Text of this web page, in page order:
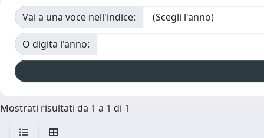
Vai a una voce nell'indice:
O digita l'anno:
Mostrati risultati da 1 a 1 di 1